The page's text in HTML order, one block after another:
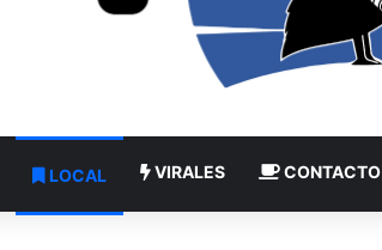
LOCAL VIRALES CONTACTO